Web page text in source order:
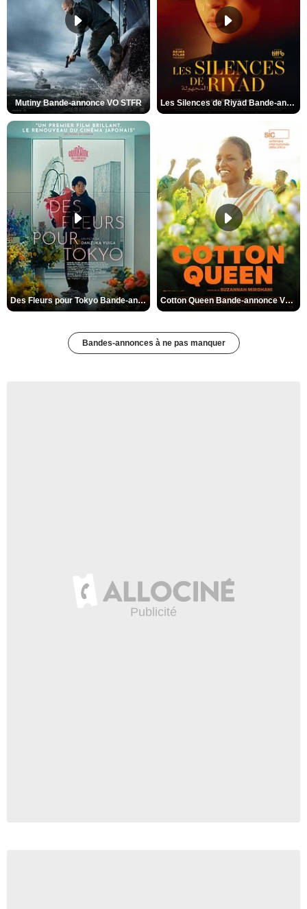
Mutiny Bande-annonce VO STFR Les Silences de Riyad Bande-annonce VO STFR
Des Fleurs pour Tokyo Bande-annonce VO STFR Cotton Queen Bande-annonce VO STFR
Bandes-annonces à ne pas manquer